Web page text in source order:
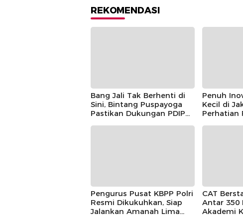
REKOMENDASI
Bang Jali Tak Berhenti di
Sini, Bintang Puspayoga
Pastikan Dukungan PDIP
Penuh
Kecil di
Perhatian
Pengurus Pusat KBPP Polri
Resmi Dikukuhkan, Siap
Jalankan Amanah Lima
CAT
Antar 350
Akademi